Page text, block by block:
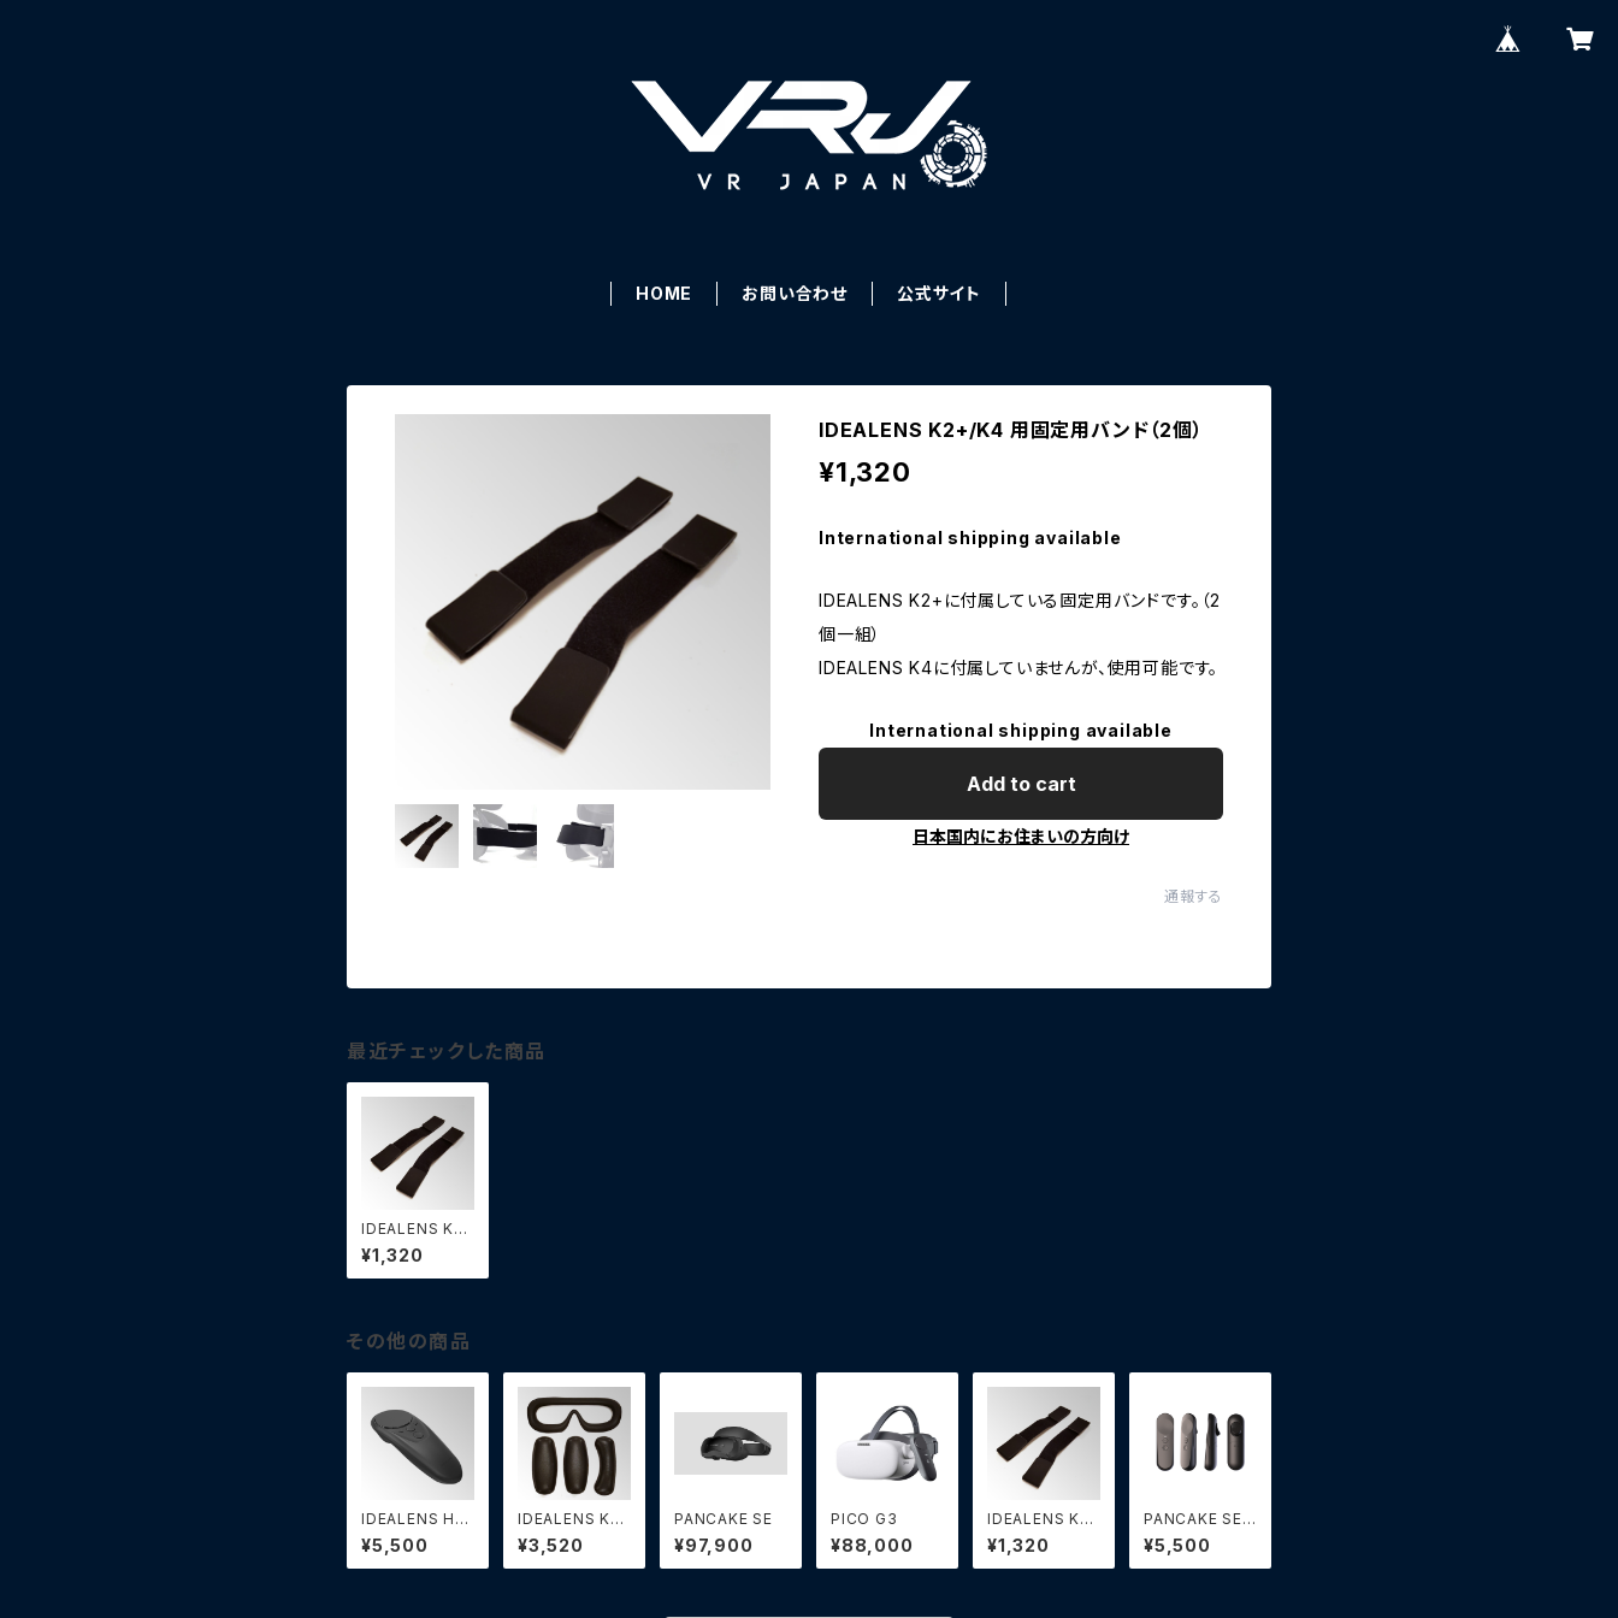
HOME お問い合わせ 公式サイト
IDEALENS K2+/K4 用固定用バンド（2個）
¥1,320
International shipping available
IDEALENS K2+に付属している固定用バンドです。（2
個一組）
IDEALENS K4に付属していませんが、使用可能です。
International shipping available
Add to cart
日本国内にお住まいの方向け
通報する
最近チェックした商品
IDEALENS K2
+/K4 用固定用
バンド（2個）
¥1,320
その他の商品
IDEALENS H2
コントローラー
¥5,500
IDEALENS K2
+/K4 用合皮パ
ッド（4部品セッ
ト）
¥3,520
PANCAKE SE
¥97,900
PICO G3
¥88,000
IDEALENS K2
+/K4 用固定用
バンド（2個）
¥1,320
PANCAKE SE
用コントローラ
ー
¥5,500